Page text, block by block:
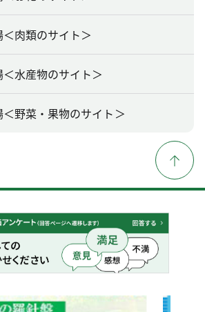
肉類のサイト＞
水産物のサイト＞
野菜・果物のサイト＞